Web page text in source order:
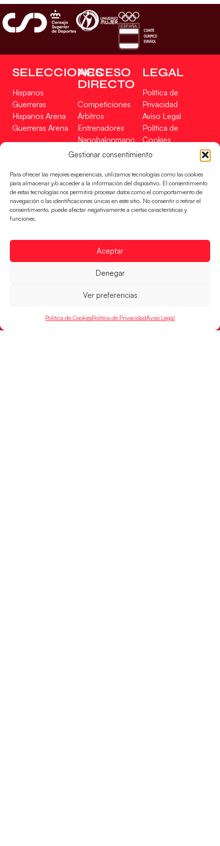
Gestionar consentimiento
Para ofrecer las mejores experiencias, utilizamos tecnologías como las cookies
para almacenar y/o acceder a la información del dispositivo. El consentimiento
de estas tecnologías nos permitirá procesar datos como el comportamiento de
navegación o las identificaciones únicas en este sitio. No consentir o retirar el
consentimiento, puede afectar negativamente a ciertas características y
funciones.
Aceptar
Denegar
Ver preferencias
Política de CookiesPolítica de PrivacidadAviso Legal
SELECCIONES
Hispanos
Guerreras
Hispanos Arena
Guerreras Arena
ACCESO
DIRECTO
Competiciones
Árbitros
Entrenadores
Nanobalonmano
Tienda
LEGAL
Política de
Privacidad
Aviso Legal
Política de
Cookies
Mapa Web
Incidencias
CONTACTO
EN
FINANCIADO
RFEBM © 2024. Todos los derechos reservados –
Desarrollado por